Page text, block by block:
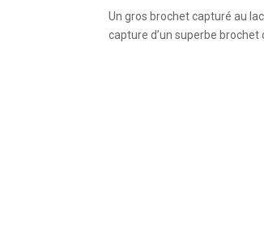
Un gros brochet capturé au
capture d’un superbe brochet